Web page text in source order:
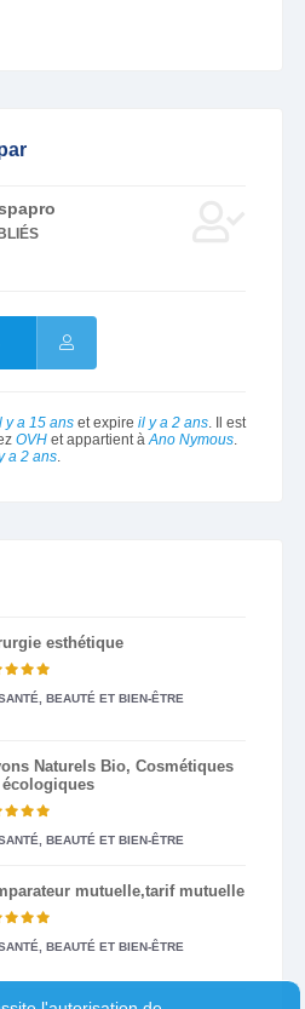
y a 15 anset expire il y a 2 ans. Il est
OVHet appartient àAno Nymous.
a 2 ans.
esthétique
BEAUTÉ ET BIEN-ÊTRE
Naturels Bio, Cosmétiques
écologiques
BEAUTÉ ET BIEN-ÊTRE
mutuelle,tarif mutuelle
BEAUTÉ ET BIEN-ÊTRE